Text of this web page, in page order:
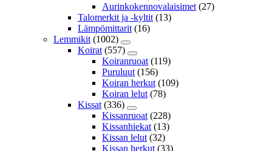
Aurinkokennovalaisimet (27)
Talomerkit ja -kyltit (13)
Lämpömittarit (16)
Lemmikit (1002)
Koirat (557)
Koiranruoat (119)
Puruluut (156)
Koiran herkut (109)
Koiran lelut (78)
Kissat (336)
Kissanruoat (228)
Kissanhiekat (13)
Kissan lelut (32)
Kissan herkut (33)